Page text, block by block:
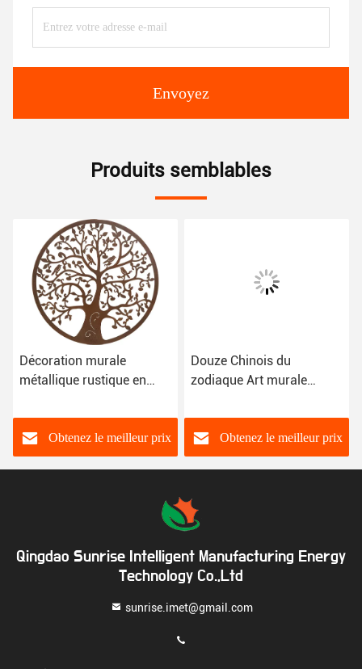
Envoyez
Produits semblables
Décoration murale
métallique rustique en
extérieure 51cm 61cm Art
métallique pour le mur
Obtenez le meilleur prix
Douze Chinois du
zodiaque Art murale
métallique asiatique pour
le salon à la maison
Obtenez le meilleur prix
Qingdao Sunrise Intelligent Manufacturing Energy
Technology Co.,Ltd
sunrise.imet@gmail.com